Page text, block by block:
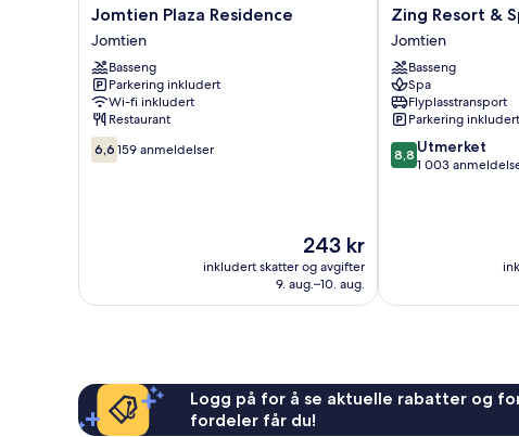
Jomtien
Plaza
Residence
Jomtien
Jomtien Plaza Residence
Jomtien
Basseng
Parkering inkludert
Wi-fi inkludert
Restaurant
6.6
av
6,6 159 anmeldelser
Prisen
243 kr
243 kr
inkludert skatter og avgifter
9. aug.–10. aug.
Zing
Resort
&
Spa
Jomtien
Zing Resort &
Jomtien
Basseng
Spa
Flyplasstransport
Parkering inkludert
8.8
av
8,8 Utmerket
1 003
Logg på for å se aktuelle rabatter og
fordeler får du!